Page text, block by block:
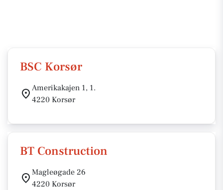
BSC Korsør
Amerikakajen 1, 1.
4220 Korsør
BT Construction
Magleøgade 26
4220 Korsør